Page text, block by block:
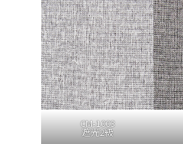
CM-1003
遮光2級